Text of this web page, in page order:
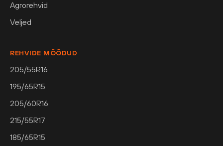
Agrorehvid
Veljed
REHVIDE MÕÕDUD
205/55R16
195/65R15
205/60R16
215/55R17
185/65R15